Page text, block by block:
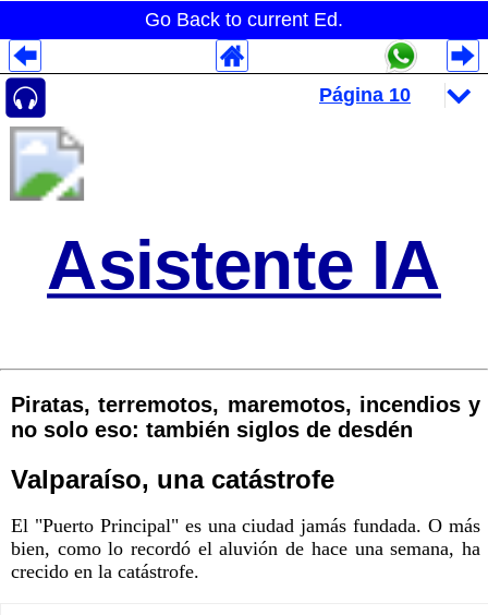
Go Back to current Ed.
Asistente IA
Piratas, terremotos, maremotos, incendios y
no solo eso: también siglos de desdén
Valparaíso, una catástrofe
El "Puerto Principal" es una ciudad jamás fundada. O más
bien, como lo recordó el aluvión de hace una semana, ha
crecido en la catástrofe.
Despliegues Analytics
Despliegues Totales
Despliegues por Rubros